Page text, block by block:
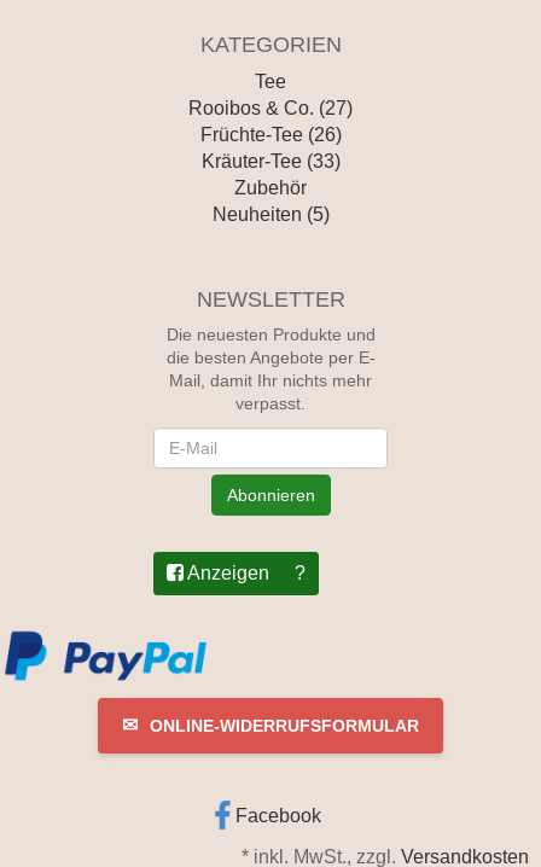
KATEGORIEN
Tee
Rooibos & Co. (27)
Früchte-Tee (26)
Kräuter-Tee (33)
Zubehör
Neuheiten (5)
NEWSLETTER
Die neuesten Produkte und
die besten Angebote per E-
Mail, damit Ihr nichts mehr
verpasst.
Abonnieren
Anzeigen ?
✉ ONLINE-WIDERRUFSFORMULAR
Facebook
* inkl. MwSt., zzgl. Versandkosten